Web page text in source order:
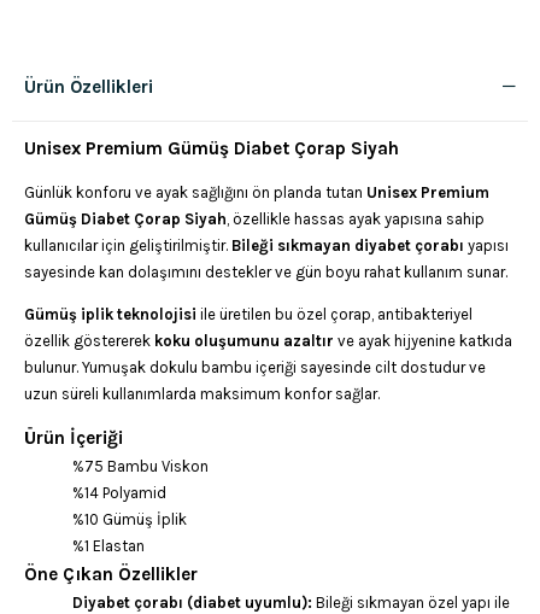
Ürün Özellikleri
Unisex Premium Gümüş Diabet Çorap Siyah
Günlük konforu ve ayak sağlığını ön planda tutan Unisex Premium
Gümüş Diabet Çorap Siyah, özellikle hassas ayak yapısına sahip
kullanıcılar için geliştirilmiştir. Bileği sıkmayan diyabet çorabı yapısı
sayesinde kan dolaşımını destekler ve gün boyu rahat kullanım sunar.
Gümüş iplik teknolojisi ile üretilen bu özel çorap, antibakteriyel
özellik göstererek koku oluşumunu azaltır ve ayak hijyenine katkıda
bulunur. Yumuşak dokulu bambu içeriği sayesinde cilt dostudur ve
uzun süreli kullanımlarda maksimum konfor sağlar.
Ürün İçeriği
%75 Bambu Viskon
%14 Polyamid
%10 Gümüş İplik
%1 Elastan
Öne Çıkan Özellikler
Diyabet çorabı (diabet uyumlu): Bileği sıkmayan özel yapı ile